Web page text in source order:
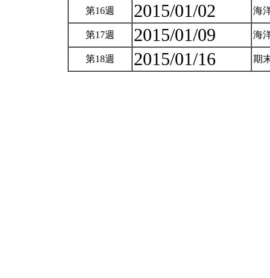
第16週 2015/01/02 海
第17週 2015/01/09 海
第18週 2015/01/16 期